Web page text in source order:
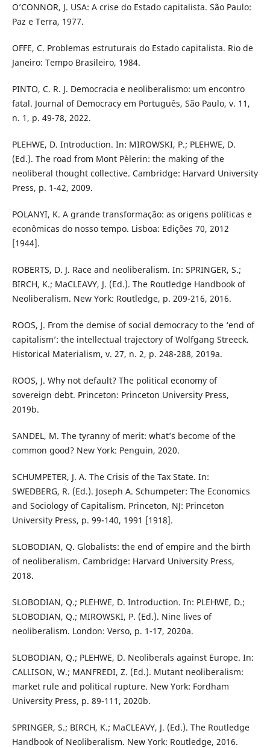
O’CONNOR, J. USA: A crise do Estado capitalista. São Paulo:
Paz e Terra, 1977.
OFFE, C. Problemas estruturais do Estado capitalista. Rio de
Janeiro: Tempo Brasileiro, 1984.
PINTO, C. R. J. Democracia e neoliberalismo: um encontro
fatal. Journal of Democracy em Português, São Paulo, v. 11,
n. 1, p. 49-78, 2022.
PLEHWE, D. Introduction. In: MIROWSKI, P.; PLEHWE, D.
(Ed.). The road from Mont Pèlerin: the making of the
neoliberal thought collective. Cambridge: Harvard University
Press, p. 1-42, 2009.
POLANYI, K. A grande transformação: as origens políticas e
econômicas do nosso tempo. Lisboa: Edições 70, 2012
[1944].
ROBERTS, D. J. Race and neoliberalism. In: SPRINGER, S.;
BIRCH, K.; MaCLEAVY, J. (Ed.). The Routledge Handbook of
Neoliberalism. New York: Routledge, p. 209-216, 2016.
ROOS, J. From the demise of social democracy to the ‘end of
capitalism’: the intellectual trajectory of Wolfgang Streeck.
Historical Materialism, v. 27, n. 2, p. 248-288, 2019a.
ROOS, J. Why not default? The political economy of
sovereign debt. Princeton: Princeton University Press,
2019b.
SANDEL, M. The tyranny of merit: what’s become of the
common good? New York: Penguin, 2020.
SCHUMPETER, J. A. The Crisis of the Tax State. In:
SWEDBERG, R. (Ed.). Joseph A. Schumpeter: The Economics
and Sociology of Capitalism. Princeton, NJ: Princeton
University Press, p. 99-140, 1991 [1918].
SLOBODIAN, Q. Globalists: the end of empire and the birth
of neoliberalism. Cambridge: Harvard University Press,
2018.
SLOBODIAN, Q.; PLEHWE, D. Introduction. In: PLEHWE, D.;
SLOBODIAN, Q.; MIROWSKI, P. (Ed.). Nine lives of
neoliberalism. London: Verso, p. 1-17, 2020a.
SLOBODIAN, Q.; PLEHWE, D. Neoliberals against Europe. In:
CALLISON, W.; MANFREDI, Z. (Ed.). Mutant neoliberalism:
market rule and political rupture. New York: Fordham
University Press, p. 89-111, 2020b.
SPRINGER, S.; BIRCH, K.; MaCLEAVY, J. (Ed.). The Routledge
Handbook of Neoliberalism. New York: Routledge, 2016.